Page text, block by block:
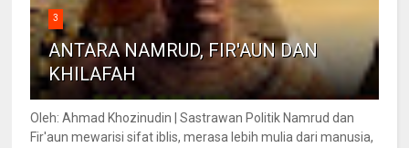
3
ANTARA NAMRUD, FIR'AUN DAN
KHILAFAH
Oleh: Ahmad Khozinudin | Sastrawan Politik Namrud dan
Fir'aun mewarisi sifat iblis, merasa lebih mulia dari manusia,